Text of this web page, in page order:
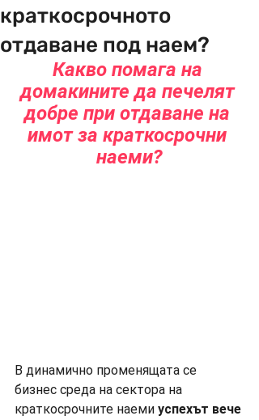
краткосрочното
отдаване под наем?
Какво помага на
домакините да печелят
добре при отдаване на
имот за краткосрочни
наеми?
В динамично променящата се
бизнес среда на сектора на
краткосрочните наеми успехът вече